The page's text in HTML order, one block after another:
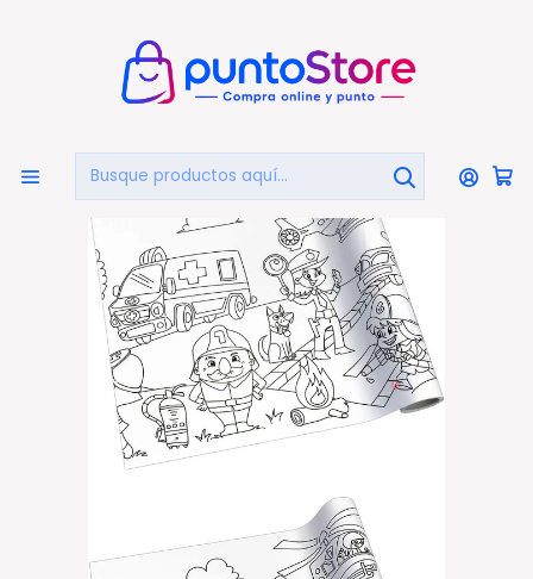
Inicio LIBRERÍA Y ARTE Para Colorear
Adhesivo Para Colorear Diseño Bomberos 4mts - Ps